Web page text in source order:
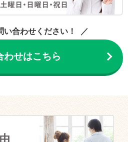
い合わせください！
わせはこちら